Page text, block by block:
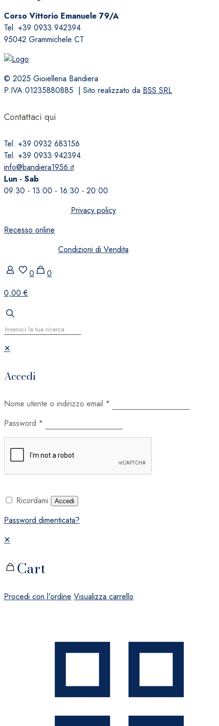
Corso Vittorio Emanuele 79/A
Tel. +39 0933 942394
95042 Grammichele CT
© 2025 Gioielleria Bandiera
P.IVA:01235880885 | Sito realizzato da BSS SRL
Contattaci qui
Tel. +39 0932 683156
Tel. +39 0933 942394
info@bandiera1956.it
Lun - Sab
09:30 - 13:00 - 16:30 - 20:00
Privacy policy
Recesso online
Condizioni di Vendita
0
0
0,00 €
✕
Accedi
Nome utente o indirizzo email *
Password *
Ricordami Accedi
Password dimenticata?
✕
Cart
Procedi con l'ordine Visualizza carrello